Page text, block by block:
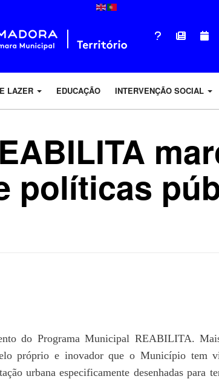
LAZER EDUCAÇÃO INTERVENÇÃO SOCIAL
políticas
do Programa Municipal REABILITA.
próprio e inovador que o Município tem
urbana especificamente desenhadas para